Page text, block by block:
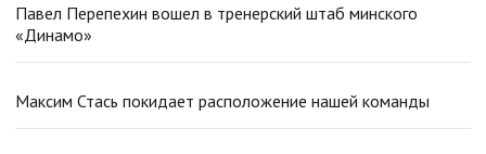
Павел Перепехин вошел в тренерский штаб минского
«Динамо»
Максим Стась покидает расположение нашей команды